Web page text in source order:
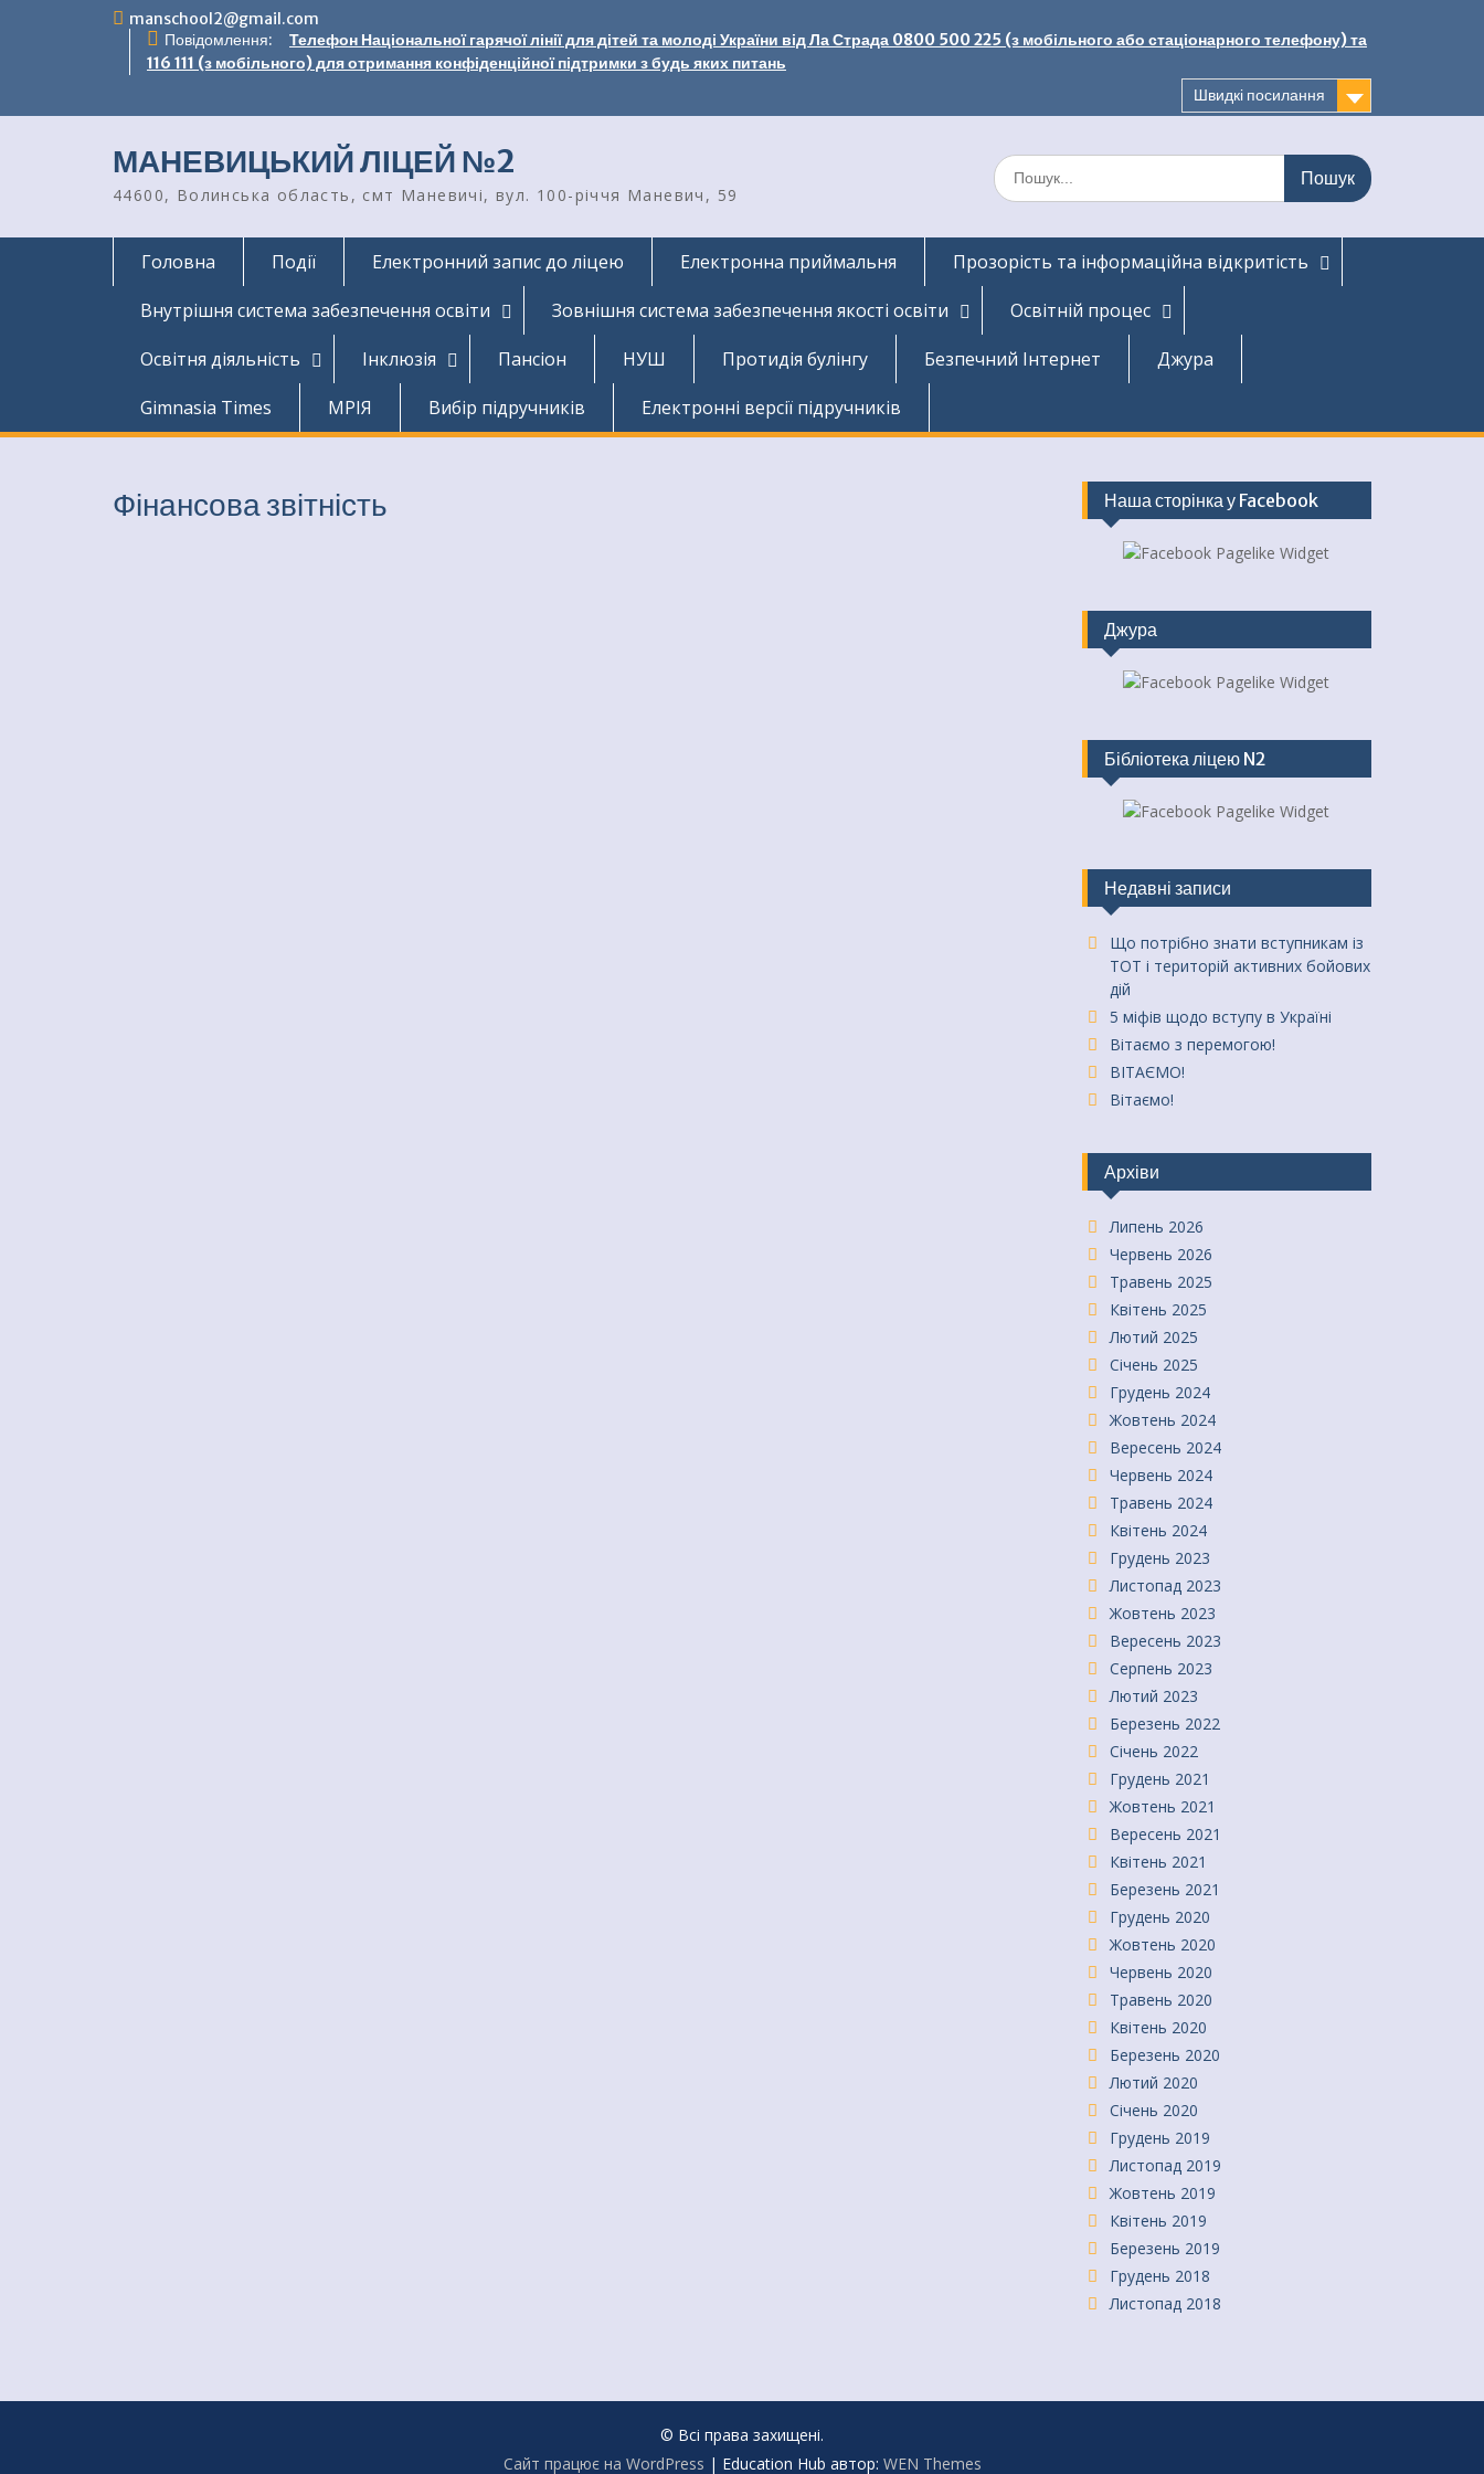
manschool2@gmail.com
Повідомлення:
Телефон Національної гарячої лінії для дітей та молоді України від Ла Страда 0800 500 225 (з мобільного або стаціонарного телефону) та
116 111 (з мобільного) для отримання конфіденційної підтримки з будь яких питань
Швидкі посилання
МАНЕВИЦЬКИЙ ЛІЦЕЙ №2
44600, Волинська область, смт Маневичі, вул. 100-річчя Маневич, 59
Шукати:
Головна Події Електронний запис до ліцею Електронна приймальня
Прозорість та інформаційна відкритість
Внутрішня система забезпечення освіти
Зовнішня система забезпечення якості освіти
Освітній процес
Освітня діяльність
Інклюзія Пансіон НУШ Протидія булінгу Безпечний Інтернет
Джура
Gimnasia Times
МРІЯ Вибір підручників Електронні версії підручників
Фінансова звітність Наша сторінка у Facebook
Джура
Бібліотека ліцею N2
Недавні записи
Що потрібно знати вступникам із
ТОТ і територій активних бойових
дій
5 міфів щодо вступу в Україні
Вітаємо з перемогою!
ВІТАЄМО!
Вітаємо!
Архіви
Липень 2026
Червень 2026
Травень 2025
Квітень 2025
Лютий 2025
Січень 2025
Грудень 2024
Жовтень 2024
Вересень 2024
Червень 2024
Травень 2024
Квітень 2024
Грудень 2023
Листопад 2023
Жовтень 2023
Вересень 2023
Серпень 2023
Лютий 2023
Березень 2022
Січень 2022
Грудень 2021
Жовтень 2021
Вересень 2021
Квітень 2021
Березень 2021
Грудень 2020
Жовтень 2020
Червень 2020
Травень 2020
Квітень 2020
Березень 2020
Лютий 2020
Січень 2020
Грудень 2019
Листопад 2019
Жовтень 2019
Квітень 2019
Березень 2019
Грудень 2018
Листопад 2018
© Всі права захищені.
Сайт працює на WordPress | Education Hub автор: WEN Themes